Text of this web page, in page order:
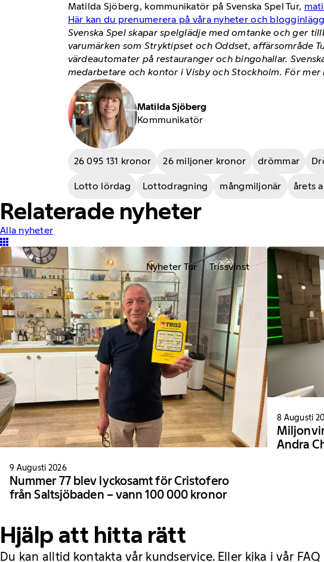
Matilda Sjöberg, kommunikatör på Svenska Spel Tur,
Här kan du prenumerera på våra nyheter och
Svenska Spel skapar spelglädje med omtanke och ger
varumärken som Stryktipset och Oddset, affärsområde
värdeautomater på restauranger och bingohallar.
medarbetare och kontor i Visby och Stockholm. För
Kommunikatör
Matilda Sjöberg
26 095 131 kronor 26 miljoner kronor drömmar
Lotto lördag Lottodragning mångmiljonär årets
Relaterade nyheter
Alla nyheter
Nyheter Tur Trissvinst
9 Augusti 2026
Nummer 77 blev lyckosamt för Cristofero
från Saltsjöbaden – vann 100 000 kronor
8 Augusti
Andra
Hjälp att hitta rätt
Du kan alltid kontakta vår kundservice. Eller kika i vår FAQ